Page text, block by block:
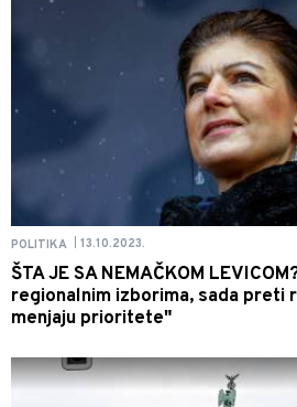
POLITIKA 13.10.2023.
ŠTA JE SA NEMAČKOM
regionalnim izborima, sada preti
menjaju prioritete"